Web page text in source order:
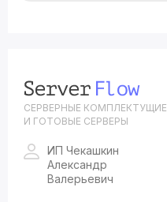
СЕРВЕРНЫЕ КОМПЛЕКТУЩИЕ
И ГОТОВЫЕ СЕРВЕРЫ
ИП Чекашкин
Александр
Валерьевич